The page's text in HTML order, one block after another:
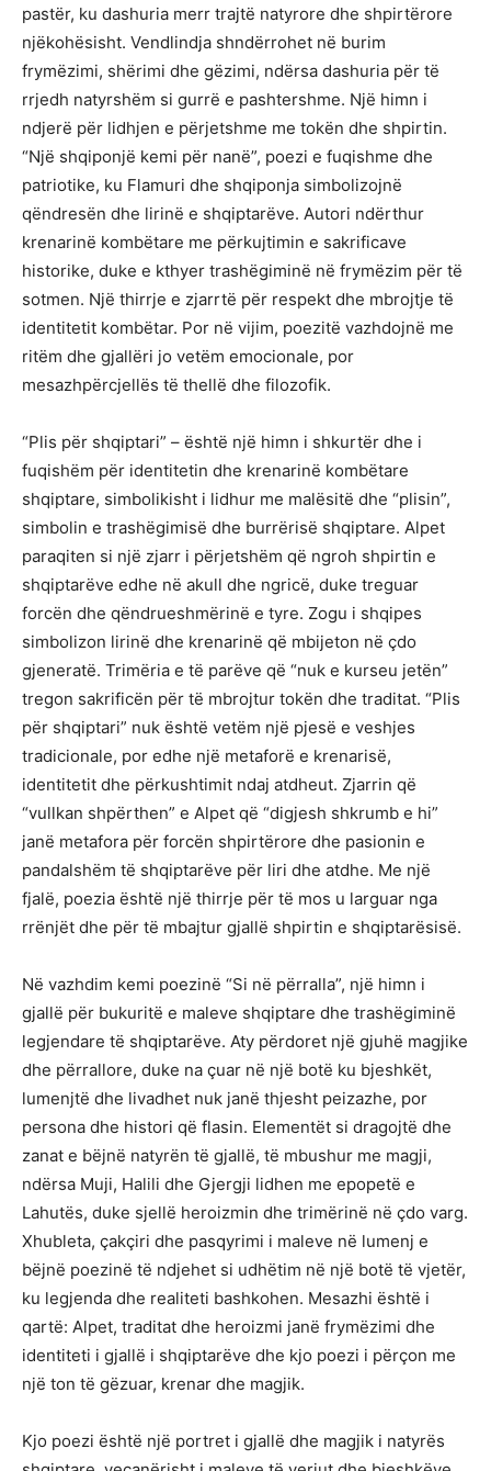
pastër, ku dashuria merr trajtë natyrore dhe shpirtërore
njëkohësisht. Vendlindja shndërrohet në burim
frymëzimi, shërimi dhe gëzimi, ndërsa dashuria për të
rrjedh natyrshëm si gurrë e pashtershme. Një himn i
ndjerë për lidhjen e përjetshme me tokën dhe shpirtin.
“Një shqiponjë kemi për nanë”, poezi e fuqishme dhe
patriotike, ku Flamuri dhe shqiponja simbolizojnë
qëndresën dhe lirinë e shqiptarëve. Autori ndërthur
krenarinë kombëtare me përkujtimin e sakrificave
historike, duke e kthyer trashëgiminë në frymëzim për të
sotmen. Një thirrje e zjarrtë për respekt dhe mbrojtje të
identitetit kombëtar. Por në vijim, poezitë vazhdojnë me
ritëm dhe gjallëri jo vetëm emocionale, por
mesazhpërcjellës të thellë dhe filozofik.
“Plis për shqiptari” – është një himn i shkurtër dhe i
fuqishëm për identitetin dhe krenarinë kombëtare
shqiptare, simbolikisht i lidhur me malësitë dhe “plisin”,
simbolin e trashëgimisë dhe burrërisë shqiptare. Alpet
paraqiten si një zjarr i përjetshëm që ngroh shpirtin e
shqiptarëve edhe në akull dhe ngricë, duke treguar
forcën dhe qëndrueshmërinë e tyre. Zogu i shqipes
simbolizon lirinë dhe krenarinë që mbijeton në çdo
gjeneratë. Trimëria e të parëve që “nuk e kurseu jetën”
tregon sakrificën për të mbrojtur tokën dhe traditat. “Plis
për shqiptari” nuk është vetëm një pjesë e veshjes
tradicionale, por edhe një metaforë e krenarisë,
identitetit dhe përkushtimit ndaj atdheut. Zjarrin që
“vullkan shpërthen” e Alpet që “digjesh shkrumb e hi”
janë metafora për forcën shpirtërore dhe pasionin e
pandalshëm të shqiptarëve për liri dhe atdhe. Me një
fjalë, poezia është një thirrje për të mos u larguar nga
rrënjët dhe për të mbajtur gjallë shpirtin e shqiptarësisë.
Në vazhdim kemi poezinë “Si në përralla”, një himn i
gjallë për bukuritë e maleve shqiptare dhe trashëgiminë
legjendare të shqiptarëve. Aty përdoret një gjuhë magjike
dhe përrallore, duke na çuar në një botë ku bjeshkët,
lumenjtë dhe livadhet nuk janë thjesht peizazhe, por
persona dhe histori që flasin. Elementët si dragojtë dhe
zanat e bëjnë natyrën të gjallë, të mbushur me magji,
ndërsa Muji, Halili dhe Gjergji lidhen me epopetë e
Lahutës, duke sjellë heroizmin dhe trimërinë në çdo varg.
Xhubleta, çakçiri dhe pasqyrimi i maleve në lumenj e
bëjnë poezinë të ndjehet si udhëtim në një botë të vjetër,
ku legjenda dhe realiteti bashkohen. Mesazhi është i
qartë: Alpet, traditat dhe heroizmi janë frymëzimi dhe
identiteti i gjallë i shqiptarëve dhe kjo poezi i përçon me
një ton të gëzuar, krenar dhe magjik.
Kjo poezi është një portret i gjallë dhe magjik i natyrës